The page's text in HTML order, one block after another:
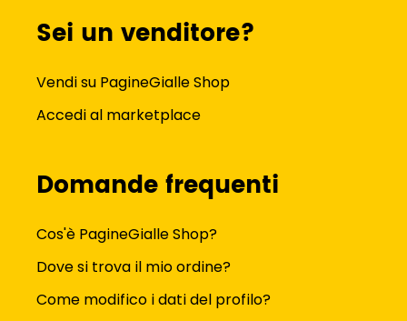
Sei un venditore?
Vendi su PagineGialle Shop
Accedi al marketplace
Domande frequenti
Cos'è PagineGialle Shop?
Dove si trova il mio ordine?
Come modifico i dati del profilo?